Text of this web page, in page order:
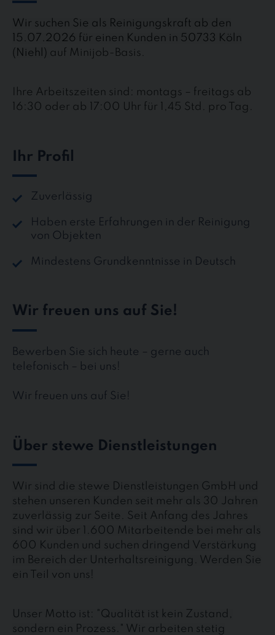
Wir suchen Sie als Reinigungskraft ab den
15.07.2026 für einen Kunden in 50733 Köln
(Niehl) auf Minijob-Basis.
Ihre Arbeitszeiten sind: montags – freitags ab
16:30 oder ab 17:00 Uhr für 1,45 Std. pro Tag.
Ihr Profil
Zuverlässig
Haben erste Erfahrungen in der Reinigung
von Objekten
Mindestens Grundkenntnisse in Deutsch
Wir freuen uns auf Sie!
Bewerben Sie sich heute – gerne auch
telefonisch – bei uns!
Wir freuen uns auf Sie!
Über stewe Dienstleistungen
Wir sind die stewe Dienstleistungen GmbH und
stehen unseren Kunden seit mehr als 30 Jahren
zuverlässig zur Seite. Seit Anfang des Jahres
sind wir über 1.600 Mitarbeitende bei mehr als
600 Kunden und suchen dringend Verstärkung
im Bereich der Unterhaltsreinigung. Werden Sie
ein Teil von uns!
Unser Motto ist: "Qualität ist kein Zustand,
sondern ein Prozess." Wir arbeiten stetig